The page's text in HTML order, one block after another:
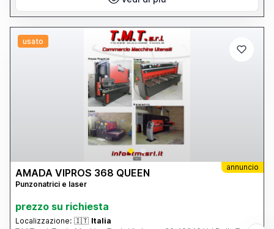
usato
annuncio
AMADA VIPROS 368 QUEEN
Punzonatrici e laser
prezzo su richiesta
Localizzazione: 🇮🇹 Italia